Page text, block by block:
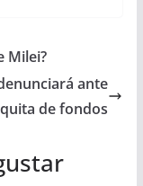
Milei?
ante
quita de fondos